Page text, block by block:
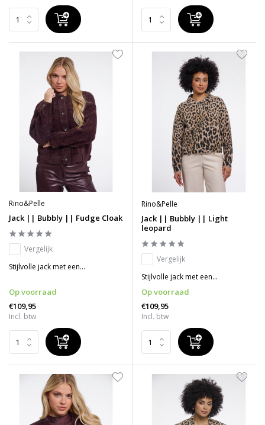
Rino&Pelle
Jack || Bubbly || Fudge Cloak
Vergelijk
Stijlvolle jack met een...
Op voorraad
€109,95
Incl. btw
Rino&Pelle
Jack || Bubbly || Light
leopard
Vergelijk
Stijlvolle jack met een...
Op voorraad
€109,95
Incl. btw